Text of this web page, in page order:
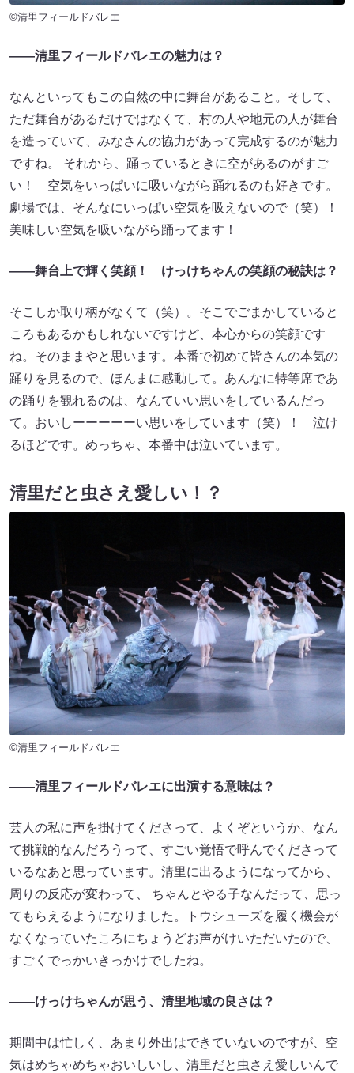
©清里フィールドバレエ
――清里フィールドバレエの魅力は？
なんといってもこの自然の中に舞台があること。そして、
ただ舞台があるだけではなくて、村の人や地元の人が舞台
を造っていて、みなさんの協力があって完成するのが魅力
ですね。 それから、踊っているときに空があるのがすご
い！ 空気をいっぱいに吸いながら踊れるのも好きです。
劇場では、そんなにいっぱい空気を吸えないので（笑）！
美味しい空気を吸いながら踊ってます！
――舞台上で輝く笑顔！ けっけちゃんの笑顔の秘訣は？
そこしか取り柄がなくて（笑）。そこでごまかしていると
ころもあるかもしれないですけど、本心からの笑顔です
ね。そのままやと思います。本番で初めて皆さんの本気の
踊りを見るので、ほんまに感動して。あんなに特等席であ
の踊りを観れるのは、なんていい思いをしているんだっ
て。おいしーーーーーい思いをしています（笑）！ 泣け
るほどです。めっちゃ、本番中は泣いています。
清里だと虫さえ愛しい！？
©清里フィールドバレエ
――清里フィールドバレエに出演する意味は？
芸人の私に声を掛けてくださって、よくぞというか、なん
て挑戦的なんだろうって、すごい覚悟で呼んでくださって
いるなあと思っています。清里に出るようになってから、
周りの反応が変わって、 ちゃんとやる子なんだって、思っ
てもらえるようになりました。トウシューズを履く機会が
なくなっていたころにちょうどお声がけいただいたので、
すごくでっかいきっかけでしたね。
――けっけちゃんが思う、清里地域の良さは？
期間中は忙しく、あまり外出はできていないのですが、空
気はめちゃめちゃおいしいし、清里だと虫さえ愛しいんで